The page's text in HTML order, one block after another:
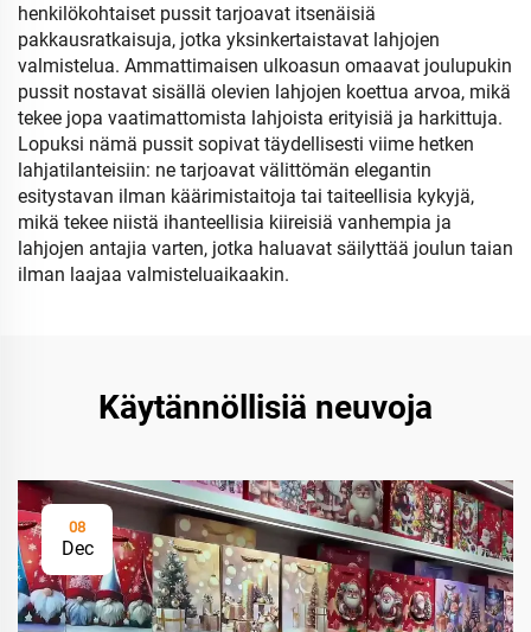
henkilökohtaiset pussit tarjoavat itsenäisiä
pakkausratkaisuja, jotka yksinkertaistavat lahjojen
valmistelua. Ammattimaisen ulkoasun omaavat joulupukin
pussit nostavat sisällä olevien lahjojen koettua arvoa, mikä
tekee jopa vaatimattomista lahjoista erityisiä ja harkittuja.
Lopuksi nämä pussit sopivat täydellisesti viime hetken
lahjatilanteisiin: ne tarjoavat välittömän elegantin
esitystavan ilman käärimistaitoja tai taiteellisia kykyjä,
mikä tekee niistä ihanteellisia kiireisiä vanhempia ja
lahjojen antajia varten, jotka haluavat säilyttää joulun taian
ilman laajaa valmisteluaikaakin.
Käytännöllisiä neuvoja
08
Dec